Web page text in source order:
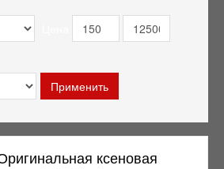
ксеновая